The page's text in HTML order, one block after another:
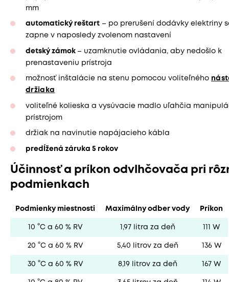
mm
automatický reštart – po prerušení dodávky elektriny
zapne v naposledy zvolenom nastavení
detský zámok – uzamknutie ovládania, aby nedošlo k
prenastaveniu prístroja
možnosť inštalácie na stenu pomocou voliteľného
držiaka
voliteľné kolieska a vysúvacie madlo uľahčia
prístrojom
držiak na navinutie napájacieho kábla
predĺžená záruka 5 rokov
Účinnosť a príkon odvlhčovača pri
podmienkach
Podmienky miestnosti Maximálny odber vody Príkon
10 °C a 60 % RV 1,97 litra za deň 111 W
20 °C a 60 % RV 5,40 litrov za deň 136 W
30 °C a 60 % RV 8,19 litrov za deň 167 W